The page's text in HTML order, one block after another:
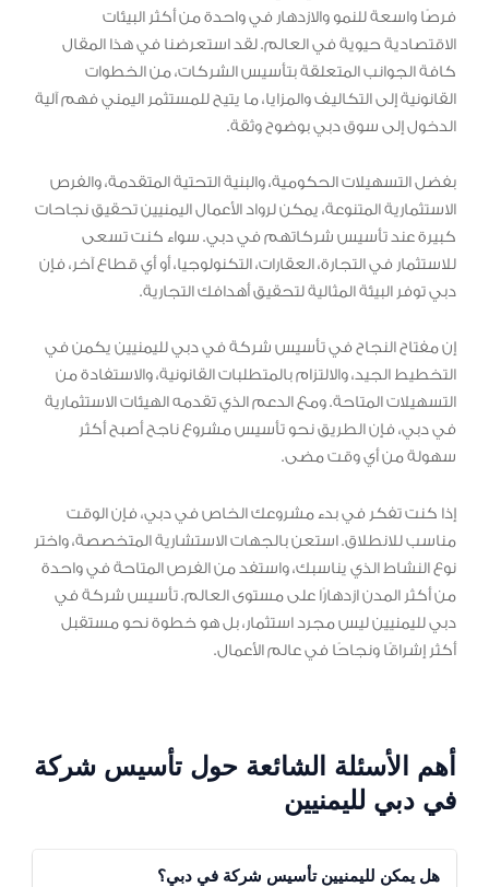
فرصًا واسعة للنمو والازدهار في واحدة من أكثر البيئات
الاقتصادية حيوية في العالم. لقد استعرضنا في هذا المقال
كافة الجوانب المتعلقة بتأسيس الشركات، من الخطوات
القانونية إلى التكاليف والمزايا، ما يتيح للمستثمر اليمني فهم آلية
الدخول إلى سوق دبي بوضوح وثقة.
بفضل التسهيلات الحكومية، والبنية التحتية المتقدمة، والفرص
الاستثمارية المتنوعة، يمكن لرواد الأعمال اليمنيين تحقيق نجاحات
كبيرة عند تأسيس شركاتهم في دبي. سواء كنت تسعى
للاستثمار في التجارة، العقارات، التكنولوجيا، أو أي قطاع آخر، فإن
دبي توفر البيئة المثالية لتحقيق أهدافك التجارية.
إن مفتاح النجاح في تأسيس شركة في دبي لليمنيين يكمن في
التخطيط الجيد، والالتزام بالمتطلبات القانونية، والاستفادة من
التسهيلات المتاحة. ومع الدعم الذي تقدمه الهيئات الاستثمارية
في دبي، فإن الطريق نحو تأسيس مشروع ناجح أصبح أكثر
سهولة من أي وقت مضى.
إذا كنت تفكر في بدء مشروعك الخاص في دبي، فإن الوقت
مناسب للانطلاق. استعن بالجهات الاستشارية المتخصصة، واختر
نوع النشاط الذي يناسبك، واستفد من الفرص المتاحة في واحدة
من أكثر المدن ازدهارًا على مستوى العالم. تأسيس شركة في
دبي لليمنيين ليس مجرد استثمار، بل هو خطوة نحو مستقبل
أكثر إشراقًا ونجاحًا في عالم الأعمال.
أهم الأسئلة الشائعة حول تأسيس شركة
في دبي لليمنيين
هل يمكن لليمنيين تأسيس شركة في دبي؟